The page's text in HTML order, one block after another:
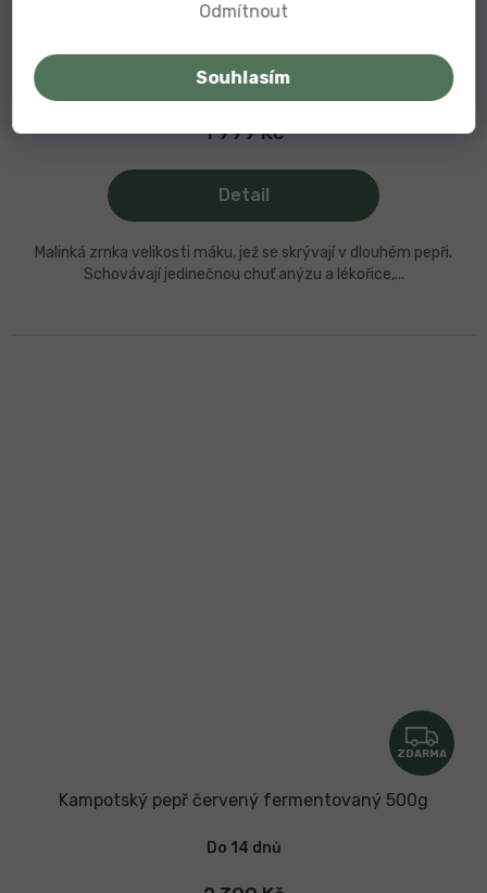
Odmítnout
Souhlasím
Do 14 dnů
1 999 Kč
Detail
Malinká zrnka velikosti máku, jež se skrývají v dlouhém pepři.
Schovávají jedinečnou chuť anýzu a lékořice,...
Z
D
ZDARMA
Kampotský pepř červený fermentovaný 500g
Do 14 dnů